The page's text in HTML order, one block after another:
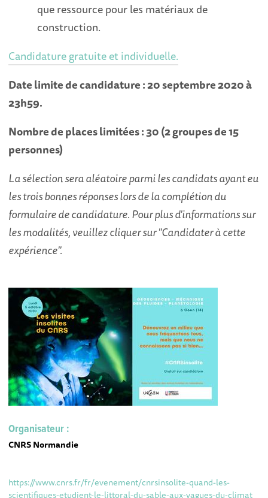
que ressource pour les matériaux de
construction.
Candidature gratuite et individuelle.
Date limite de candidature : 20 septembre 2020 à
23h59.
Nombre de places limitées : 30 (2 groupes de 15
personnes)
La sélection sera aléatoire parmi les candidats ayant eu
les trois bonnes réponses lors de la complétion du
formulaire de candidature. Pour plus d'informations sur
les modalités, veuillez cliquer sur "Candidater à cette
expérience".
Organisateur :
CNRS Normandie
https://www.cnrs.fr/fr/evenement/cnrsinsolite-quand-les-
scientifiques-etudient-le-littoral-du-sable-aux-vagues-du-climat